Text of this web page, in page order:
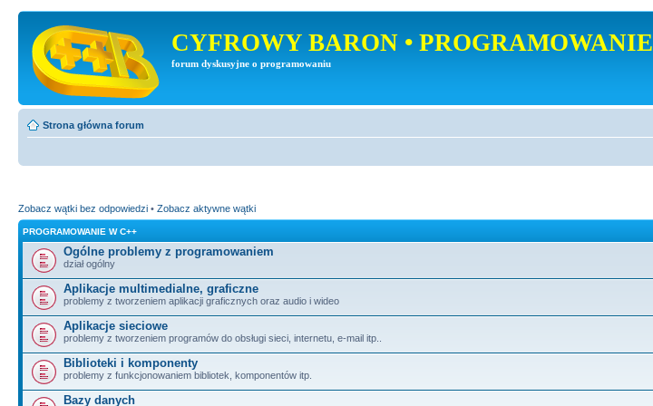
CYFROWY BARON • PROGRAMOWANIE
forum dyskusyjne o programowaniu
Strona główna forum
Zobacz wątki bez odpowiedzi • Zobacz aktywne wątki
PROGRAMOWANIE W C++
Ogólne problemy z programowaniem
dział ogólny
Aplikacje multimedialne, graficzne
problemy z tworzeniem aplikacji graficznych oraz audio i wideo
Aplikacje sieciowe
problemy z tworzeniem programów do obsługi sieci, internetu, e-mail itp..
Biblioteki i komponenty
problemy z funkcjonowaniem bibliotek, komponentów itp.
Bazy danych